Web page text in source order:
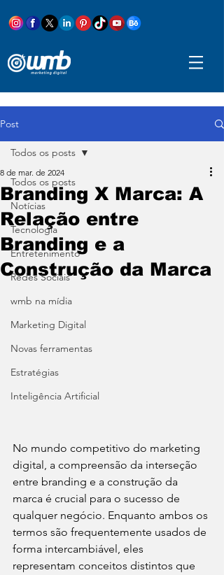
Post
Todos os posts
Notícias
Tecnologia
Entretenimento
Redes Sociais
wmb na mídia
Marketing Digital
Novas ferramentas
Estratégias
Inteligência Artificial
Todos os posts
Branding X Marca: A
Relação entre
Branding e a
Construção da Marca
8 de mar. de 2024
No mundo competitivo do marketing
digital, a compreensão da interseção
entre branding e a construção da
marca é crucial para o sucesso de
qualquer negócio. Enquanto ambos os
termos são frequentemente usados de
forma intercambiável, eles
representam conceitos distintos que